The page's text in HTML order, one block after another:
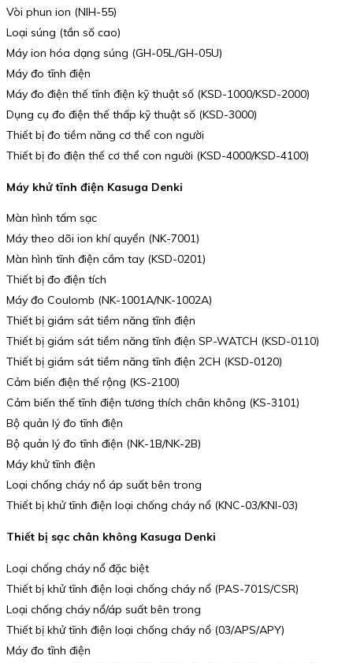
Vòi phun ion (NIH-55)
Loại súng (tần số cao)
Máy ion hóa dạng súng (GH-05L/GH-05U)
Máy đo tĩnh điện
Máy đo điện thế tĩnh điện kỹ thuật số (KSD-1000/KSD-2000)
Dụng cụ đo điện thế thấp kỹ thuật số (KSD-3000)
Thiết bị đo tiềm năng cơ thể con người
Thiết bị đo điện thế cơ thể con người (KSD-4000/KSD-4100)
Máy khử tĩnh điện Kasuga Denki
Màn hình tấm sạc
Máy theo dõi ion khí quyển (NK-7001)
Màn hình tĩnh điện cầm tay (KSD-0201)
Thiết bị đo điện tích
Máy đo Coulomb (NK-1001A/NK-1002A)
Thiết bị giám sát tiềm năng tĩnh điện
Thiết bị giám sát tiềm năng tĩnh điện SP-WATCH (KSD-0110)
Thiết bị giám sát tiềm năng tĩnh điện 2CH (KSD-0120)
Cảm biến điện thế rộng (KS-2100)
Cảm biến thế tĩnh điện tương thích chân không (KS-3101)
Bộ quản lý đo tĩnh điện
Bộ quản lý đo tĩnh điện (NK-1B/NK-2B)
Máy khử tĩnh điện
Loại chống cháy nổ áp suất bên trong
Thiết bị khử tĩnh điện loại chống cháy nổ (KNC-03/KNI-03)
Thiết bị sạc chân không Kasuga Denki
Loại chống cháy nổ đặc biệt
Thiết bị khử tĩnh điện loại chống cháy nổ (PAS-701S/CSR)
Loại chống cháy nổ/áp suất bên trong
Thiết bị khử tĩnh điện loại chống cháy nổ (03/APS/APY)
Máy đo tĩnh điện